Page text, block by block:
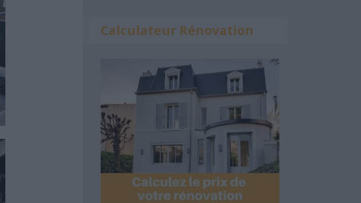
Calculateur Rénovation